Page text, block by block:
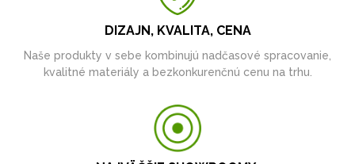
DIZAJN, KVALITA, CENA
Naše produkty v sebe kombinujú nadčasové spracovanie,
kvalitné materiály a bezkonkurenčnú cenu na trhu.